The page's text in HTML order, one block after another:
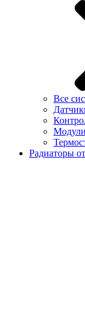
Все
Радиаторы